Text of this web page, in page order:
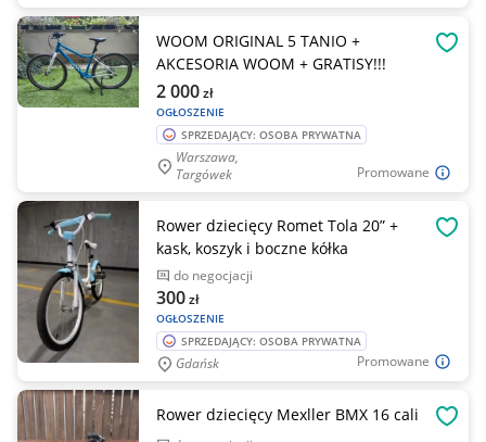
Promowane
WOOM ORIGINAL 5 TANIO +
AKCESORIA WOOM + GRATISY!!!
OGŁOSZENIE
2 000zł
SPRZEDAJĄCY: OSOBA PRYWATNA
Warszawa,
Targówek
Promowane
Rower dziecięcy Romet Tola 20” +
kask, koszyk i boczne kółka
do negocjacji
OGŁOSZENIE
300zł
SPRZEDAJĄCY: OSOBA PRYWATNA
Gdańsk
Rower dziecięcy Mexller BMX 16 cali